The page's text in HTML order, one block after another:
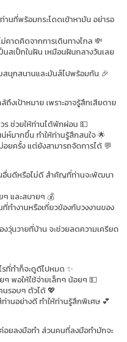
านที่พร้อมกระโดดเข้าหามัน อย่ารอ
ม่คาดคิดจากการเดินทางไกล 💸
สเป็กในฝัน เหมือนฝันกลางวันเลย
นุกสนานและมันส์ไปพร้อมกัน 🎉
ถึงเป้าหมาย เพราะอาจรู้สึกเสียดาย
ร ช่วยให้ท่านได้พักผ่อน 💵
ห์มากขึ้น ทำให้ท่านรู้สึกสนใจ 🌟
ยครั้ง แต่ยังสามารถจัดการได้ 💬
อื่นดีหรือไม่ดี สำคัญที่ท่านจะพัฒนา
ๆ และสบายๆ 💰
ทำงานหรือเกี่ยวข้องกับวงงานของ
วุ่นวายที่บ้าน จะช่วยลดความเครียด
รที่ทำก็จะดูดีไปหมด ✨
ๆ พอให้ใช้จ่ายเล็กๆ น้อยๆ 💵
นรอบๆ ตัวได้ 💖
านอย่างดี ทำให้ท่านรู้สึกพิเศษ 💕
ยลงมือทำ ส่วนคนที่ลงมือทำมักจะ